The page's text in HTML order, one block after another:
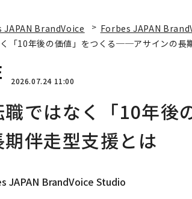
JAPAN BrandVoice
Forbes JAPAN
「10年後の価値」をつくる──アサインの長
2026.07.24 11:00
職ではなく「10年
伴走型支援とは
JAPAN BrandVoice Studio